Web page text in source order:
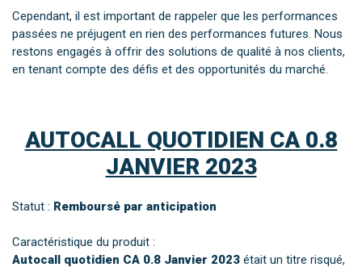
Cependant, il est important de rappeler que les performances
passées ne préjugent en rien des performances futures. Nous
restons engagés à offrir des solutions de qualité à nos clients,
en tenant compte des défis et des opportunités du marché.
AUTOCALL QUOTIDIEN CA 0.8
JANVIER 2023
Statut : Remboursé par anticipation
Caractéristique du produit :
Autocall quotidien CA 0.8 Janvier 2023 était un titre risqué,